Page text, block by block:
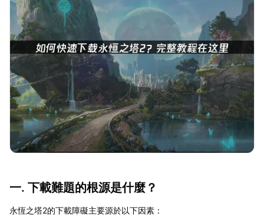
一. 下載難題的根源是什麼？
永恆之塔2的下載障礙主要源於以下因素：